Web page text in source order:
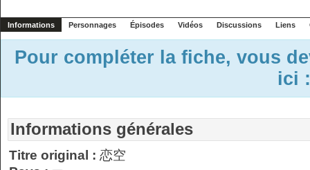
Informations Personnages Épisodes Vidéos Discussions Liens
Pour compléter la fiche, vous
ici
Informations générales
Titre original : 恋空